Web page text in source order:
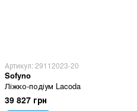
Артикул: 29112023-20
Sofyno
Ліжко-подіум Lacoda
39 827 грн